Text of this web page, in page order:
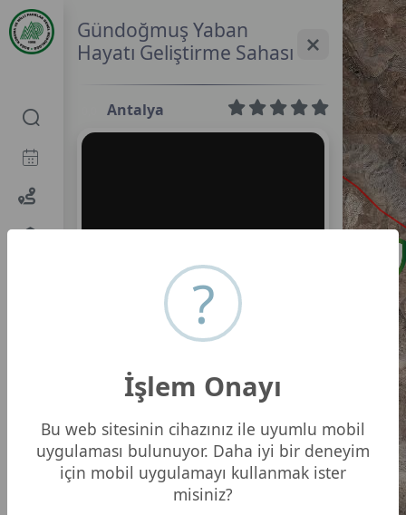
Gündoğmuş Yaban
Hayatı Geliştirme Sahası
Antalya
?
İşlem Onayı
Bu web sitesinin cihazınız ile uyumlu mobil
uygulaması bulunuyor. Daha iyi bir deneyim
için mobil uygulamayı kullanmak ister
misiniz?